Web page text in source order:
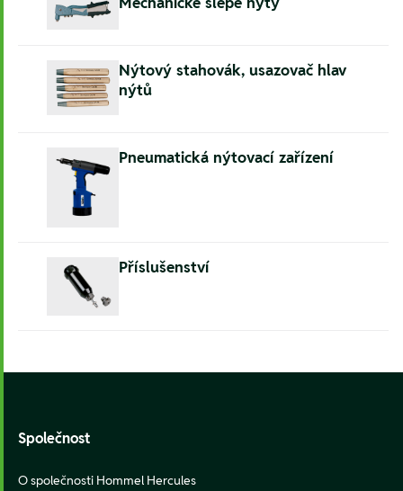
Nýtový stahovák, usazovač hlav
nýtů
Pneumatická nýtovací zařízení
Příslušenství
Společnost
O společnosti Hommel Hercules